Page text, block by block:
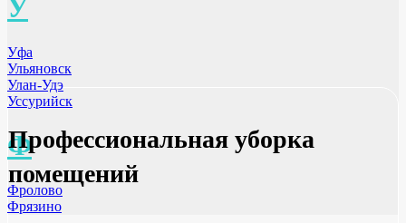
У
Уфа
Ульяновск
Улан-Удэ
Уссурийск
Ф
Фролово
Фрязино
Профессиональная уборка
помещений